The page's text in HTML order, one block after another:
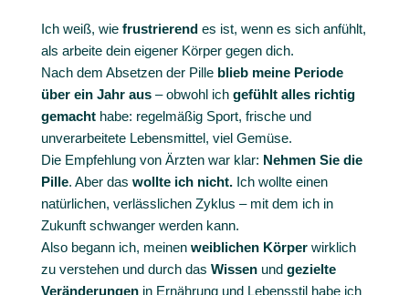
Ich weiß, wie frustrierendes ist, wenn es sich anfühlt,
als arbeite dein eigener Körper gegen dich.
Nach dem Absetzen der Pille blieb meine Periode
über ein Jahr aus– obwohl ich gefühlt alles richtig
gemachthabe: regelmäßig Sport, frische und
unverarbeitete Lebensmittel, viel Gemüse.
Die Empfehlung von Ärzten war klar: Nehmen Sie die
Pille. Aber das wollte ich nicht.Ich wollte einen
natürlichen, verlässlichen Zyklus – mit dem ich in
Zukunft schwanger werden kann.
Also begann ich, meinen weiblichen Körperwirklich
zu verstehen und durch das Wissenund gezielte
Veränderungenin Ernährung und Lebensstil habe ich